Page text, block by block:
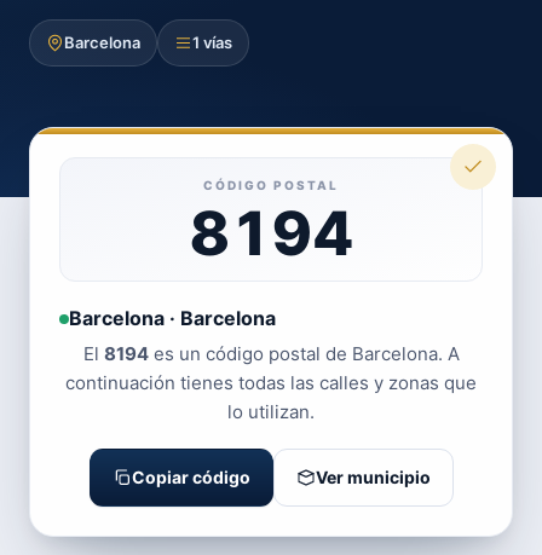
Barcelona 1 vías
CÓDIGO POSTAL
8194
Barcelona · Barcelona
El 8194es un código postal de Barcelona. A
continuación tienes todas las calles y zonas que
lo utilizan.
Copiar código Ver municipio